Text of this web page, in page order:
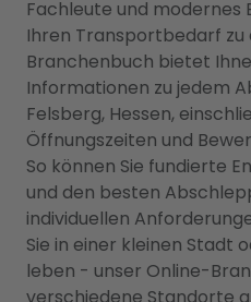
Fachleute und modernes
Ihren Transportbedarf zu
Branchenbuch bietet
Informationen zu jedem
Felsberg, Hessen,
Öffnungszeiten und
So können Sie fundierte
und den besten
individuellen
Sie in einer kleinen Stadt
leben - unser Online-